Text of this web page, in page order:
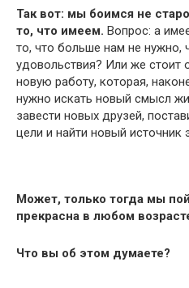
Так вот: мы боимся не
то, что имеем. Вопрос: а
то, что больше нам не нужно,
удовольствия? Или же стоит
новую работу, которая,
нужно искать новый смысл
завести новых друзей,
цели и найти новый источник
Может, только тогда мы
прекрасна в любом
Что вы об этом думаете?